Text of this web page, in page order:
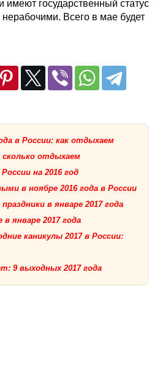
государственный статус
Всего в мае будет
в России: как отдыхаем
сколько отдыхаем
на 2016 год
в ноябре 2016 года в России
в январе 2017 года
январе 2017 года
каникулы 2017 в России:
9 выходных 2017 года